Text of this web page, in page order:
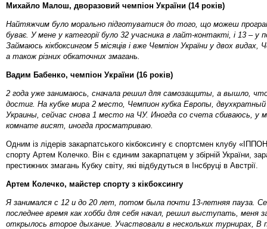
Михайло Малош, дворазовий чемпіон України (14 років)
Найтяжчим було морально підготуватися до того, що можеш
буває. У мене у категорії було 32 учасника в лайт-контакті, і 13 – у
Займаюсь кікбоксингом 5 місяців і вже Чемпіон України у двох видах,
а також різних обкаточних змагань.
Вадим Бабенко, чемпіон України (16 років)
2 года уже занимаюсь, сначала решил для самозащиты, а вышло,
достиг. На кубке мира 2 место, Чемпион кубка Европы,
Украины, сейчас снова 1 место на ЧУ. Иногда со счета сбиваюсь, у
комнате висят, иногда просматриваю.
Одним із лідерів закарпатського кікбоксингу є спортсмен клубу
спорту Артем Колечко. Він є єдиним закарпатцем у збірній України,
престижних змагань Кубку світу, які відбудуться в Інсбруці в Австрії.
Артем Колечко, майстер спорту з кікбоксингу
Я занимался с 12 и до 20 лет, потом была почти 13-летняя пауза.
последнее время как хобби для себя начал, решил выступать, меня
открылось второе дыхание. Участвовали в нескольких турнирах, В